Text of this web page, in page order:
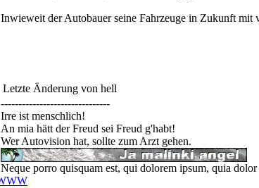
Inwieweit der Autobauer seine Fahrzeuge in Zukunft mit
Letzte Änderung von hell
-------------------------------
Irre ist menschlich!
An mia hätt der Freud sei Freud g'habt!
Wer Autovision hat, sollte zum Arzt gehen.
Neque porro quisquam est, qui dolorem ipsum, quia